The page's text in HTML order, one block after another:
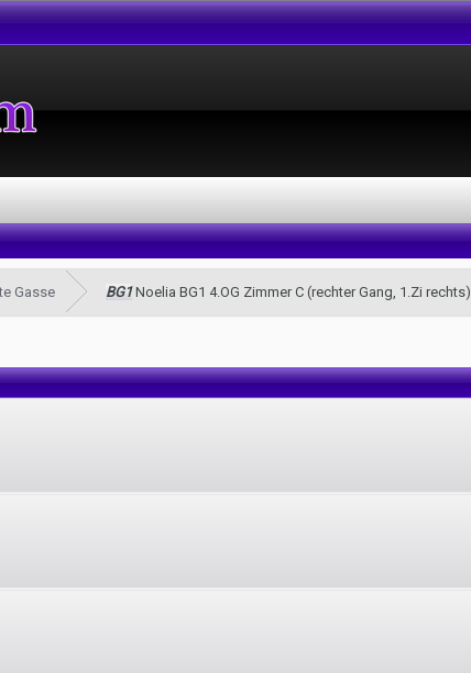
Gasse BG1Noelia BG1 4.OG Zimmer C (rechter Gang, 1.Zi rechts)